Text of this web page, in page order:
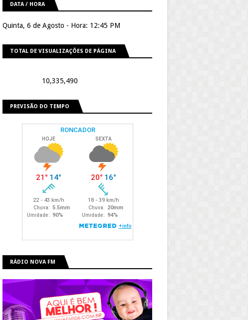
DATA / HORA
Quinta, 6 de Agosto - Hora: 12:45 PM
TOTAL DE VISUALIZAÇÕES DE PÁGINA
10,335,490
PREVISÃO DO TEMPO
RÁDIO NOVA FM